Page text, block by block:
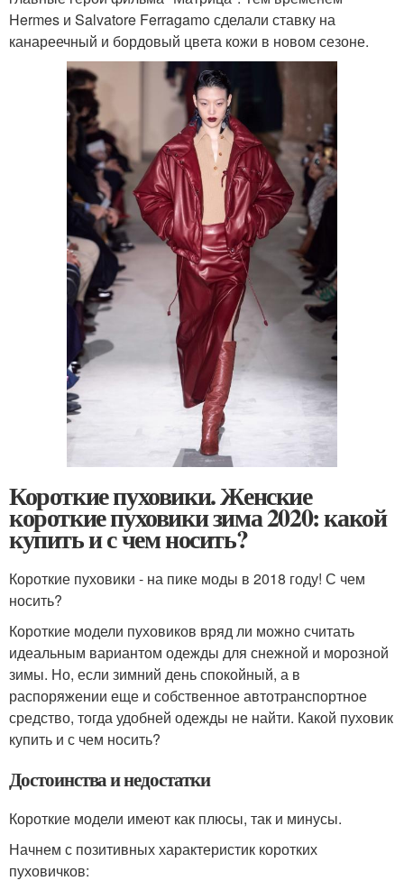
Hermes и Salvatore Ferragamo сделали ставку на
канареечный и бордовый цвета кожи в новом сезоне.
Короткие пуховики. Женские
короткие пуховики зима 2020: какой
купить и с чем носить?
Короткие пуховики - на пике моды в 2018 году! С чем
носить?
Короткие модели пуховиков вряд ли можно считать
идеальным вариантом одежды для снежной и морозной
зимы. Но, если зимний день спокойный, а в
распоряжении еще и собственное автотранспортное
средство, тогда удобней одежды не найти. Какой пуховик
купить и с чем носить?
Достоинства и недостатки
Короткие модели имеют как плюсы, так и минусы.
Начнем с позитивных характеристик коротких
пуховичков: